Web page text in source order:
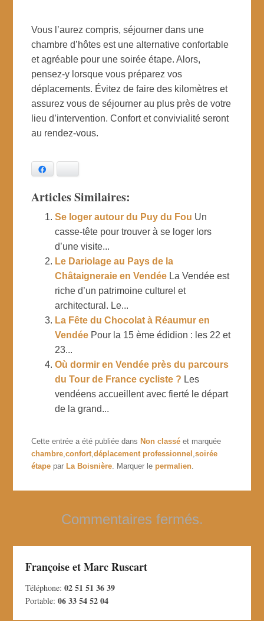
Vous l’aurez compris, séjourner dans une
chambre d’hôtes est une alternative confortable
et agréable pour une soirée étape. Alors,
pensez-y lorsque vous préparez vos
déplacements. Évitez de faire des kilomètres et
assurez vous de séjourner au plus près de votre
lieu d’intervention. Confort et convivialité seront
au rendez-vous.
Articles Similaires:
Se loger autour du Puy du Fou Un
casse-tête pour trouver à se loger lors
d’une visite...
Le Dariolage au Pays de la
Châtaigneraie en Vendée La Vendée est
riche d’un patrimoine culturel et
architectural. Le...
La Fête du Chocolat à Réaumur en
Vendée Pour la 15 ème édidion : les 22 et
23...
Où dormir en Vendée près du parcours
du Tour de France cycliste ? Les
vendéens accueillent avec fierté le départ
de la grand...
Cette entrée a été publiée dans Non classé et marquée
chambre ,confort ,déplacement professionnel ,soirée
étape par La Boisnière . Marquer le permalien
Commentaires fermés.
Françoise et Marc Ruscart
Téléphone:02 51 51 36 39
Portable:06 33 54 52 04